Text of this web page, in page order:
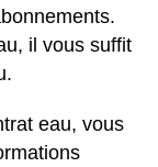
il vous suffit
eau, vous